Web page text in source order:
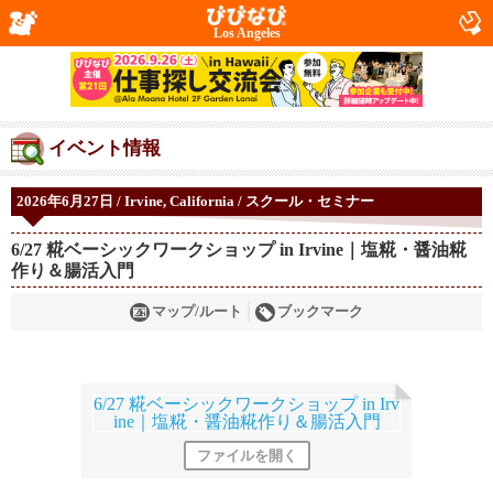
Los Angeles
イベント情報
2026年6月27日 / Irvine, California / スクール・セミナー
6/27 糀ベーシックワークショップ in Irvine｜塩糀・醤油糀
作り＆腸活入門
マップ/ルート ブックマーク
ファイルを開く